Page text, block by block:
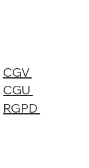
CGV
CGU
RGPD